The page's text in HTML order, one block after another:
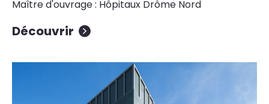
Maître d'ouvrage : Hôpitaux Drôme Nord
Découvrir